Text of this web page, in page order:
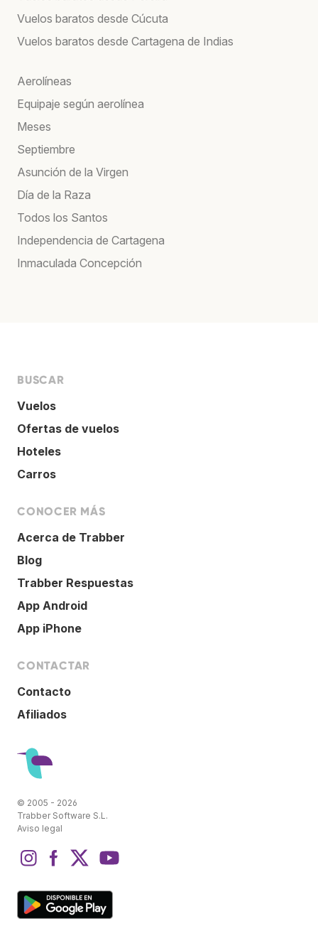
Vuelos baratos desde Cúcuta
Vuelos baratos desde Cartagena de Indias
Aerolíneas
Equipaje según aerolínea
Meses
Septiembre
Asunción de la Virgen
Día de la Raza
Todos los Santos
Independencia de Cartagena
Inmaculada Concepción
BUSCAR
Vuelos
Ofertas de vuelos
Hoteles
Carros
CONOCER MÁS
Acerca de Trabber
Blog
Trabber Respuestas
App Android
App iPhone
CONTACTAR
Contacto
Afiliados
© 2005 - 2026
Trabber Software S.L.
Aviso legal